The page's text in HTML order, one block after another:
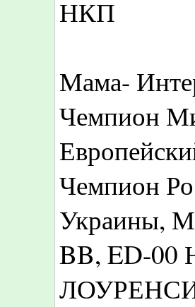
НКП
Мама-
Чемпион
Чемпион
Украины,
BB, ED-